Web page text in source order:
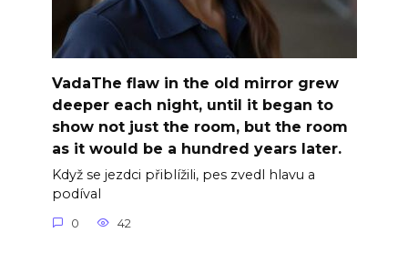
VadaThe flaw in the old mirror grew
deeper each night, until it began to
show not just the room, but the room
as it would be a hundred years later.
Když se jezdci přiblížili, pes zvedl hlavu a
podíval
0 42